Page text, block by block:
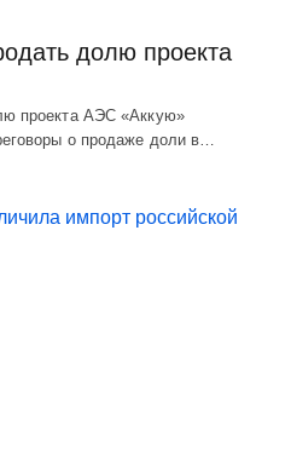
долю проекта
проекта АЭС «Аккую»
о продаже доли в…